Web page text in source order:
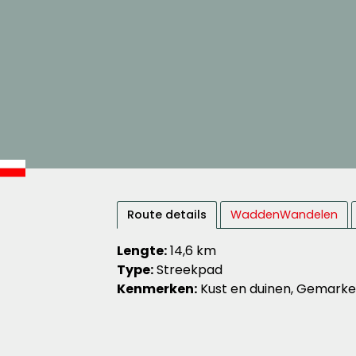
Route details WaddenWandelen
Lengte:14,6 km
Type:Streekpad
Kenmerken: Kust en duinen,